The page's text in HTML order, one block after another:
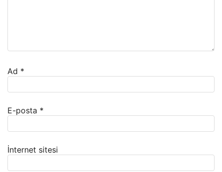
Ad *
E-posta *
İnternet sitesi